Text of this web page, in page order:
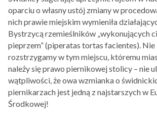
oparciu o własny ustój zmiany w
nich prawie miejskim wymieniła
Bystrzycą rzemieślników „wykonujących
pieprzem” (piperatas tortas facientes). Nie
rozstrzygamy w tym miejscu, któremu
należy się prawo piernikowej stolicy – nie
wątpliwości, że owa wzmianka o
piernikarzach jest jedną z najstarszych w
Środkowej!